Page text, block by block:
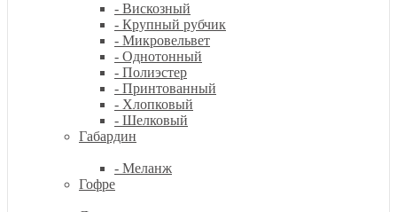
- Вискозный
- Крупный рубчик
- Микровельвет
- Однотонный
- Полиэстер
- Принтованный
- Хлопковый
- Шелковый
Габардин
- Меланж
Гофре